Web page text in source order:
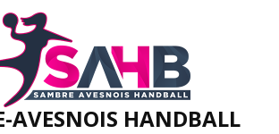
AVESNOIS HANDBALL